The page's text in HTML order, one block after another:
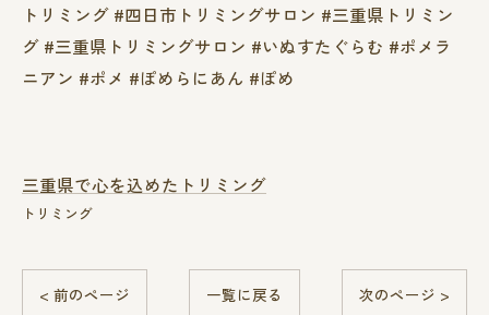
トリミング #四日市トリミングサロン #三重県トリミン
グ #三重県トリミングサロン #いぬすたぐらむ #ポメラ
ニアン #ポメ #ぽめらにあん #ぽめ
三重県で心を込めたトリミング
トリミング
< 前のページ 一覧に戻る 次のページ >